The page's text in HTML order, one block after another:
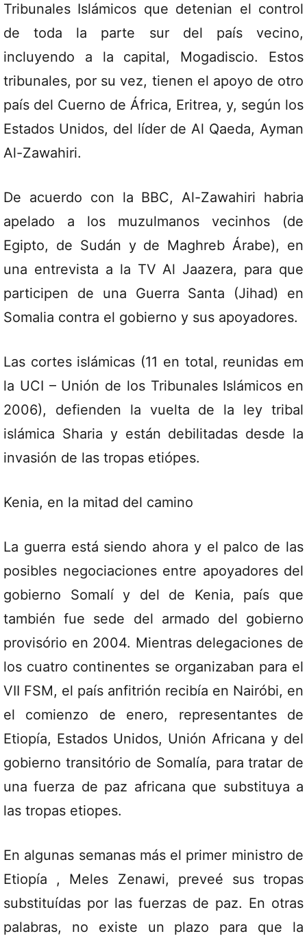
Tribunales Islámicos que detenian el control
de toda la parte sur del país vecino,
incluyendo a la capital, Mogadiscio. Estos
tribunales, por su vez, tienen el apoyo de otro
país del Cuerno de África, Eritrea, y, según los
Estados Unidos, del líder de Al Qaeda, Ayman
Al-Zawahiri.
De acuerdo con la BBC, Al-Zawahiri habria
apelado a los muzulmanos vecinhos (de
Egipto, de Sudán y de Maghreb Árabe), en
una entrevista a la TV Al Jaazera, para que
participen de una Guerra Santa (Jihad) en
Somalia contra el gobierno y sus apoyadores.
Las cortes islámicas (11 en total, reunidas em
la UCI – Unión de los Tribunales Islámicos en
2006), defienden la vuelta de la ley tribal
islámica Sharia y están debilitadas desde la
invasión de las tropas etiópes.
Kenia, en la mitad del camino
La guerra está siendo ahora y el palco de las
posibles negociaciones entre apoyadores del
gobierno Somalí y del de Kenia, país que
también fue sede del armado del gobierno
provisório en 2004. Mientras delegaciones de
los cuatro continentes se organizaban para el
VII FSM, el país anfitrión recibía en Nairóbi, en
el comienzo de enero, representantes de
Etiopía, Estados Unidos, Unión Africana y del
gobierno transitório de Somalía, para tratar de
una fuerza de paz africana que substituya a
las tropas etiopes.
En algunas semanas más el primer ministro de
Etiopía , Meles Zenawi, preveé sus tropas
substituídas por las fuerzas de paz. En otras
palabras, no existe un plazo para que la